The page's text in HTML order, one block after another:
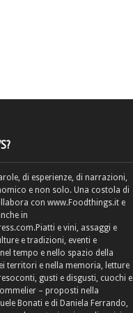
di esperienze, di narrazioni,
e non solo. Una costola di
con www.Foodthings.it e
in
e vini, assaggi e
e tradizioni, eventi e
tempo e nello spazio della
territori e nella memoria, letture
gusti e disgusti, cuochi e
– proposti nella
Bonati e di Daniela Ferrando,